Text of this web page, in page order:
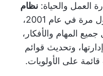
العمل والحياة: نظام
. تم تقديم هذا النموذج لأول مرة في عام 2001،
المهام والأفكار،
وتحديث قوائم
قائمة على الأولويات.